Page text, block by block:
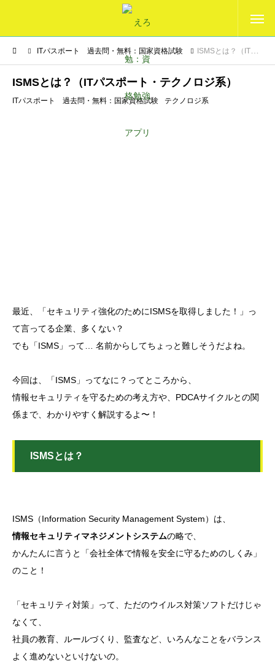
ITパスポート 過去問・無料：国家資格試験 ISMSとは？（ITパスポート・テクノロジ系）
ISMSとは？（ITパスポート・テクノロジ系）
ITパスポート 過去問・無料：国家資格試験 テクノロジ系
最近、「セキュリティ強化のためにISMSを取得しました！」っ
て言ってる企業、多くない？
でも「ISMS」って… 名前からしてちょっと難しそうだよね。
今回は、「ISMS」ってなに？ってところから、
情報セキュリティを守るための考え方や、PDCAサイクルとの関
係まで、わかりやすく解説するよ〜！
ISMSとは？
ISMS（Information Security Management System）は、
情報セキュリティマネジメントシステムの略で、
かんたんに言うと「会社全体で情報を安全に守るためのしくみ」
のこと！
「セキュリティ対策」って、ただのウイルス対策ソフトだけじゃ
なくて、
社員の教育、ルールづくり、監査など、いろんなことをバランス
よく進めないといけないの。